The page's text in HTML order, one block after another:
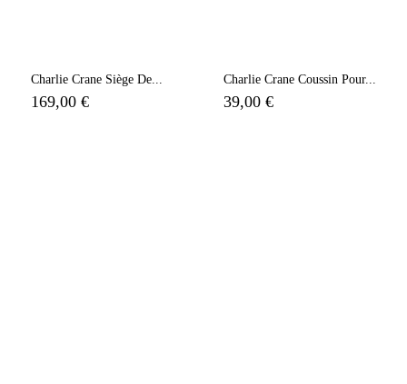
Charlie Crane Siège De...
169,00 €
Charlie Crane Coussin Pour...
39,00 €